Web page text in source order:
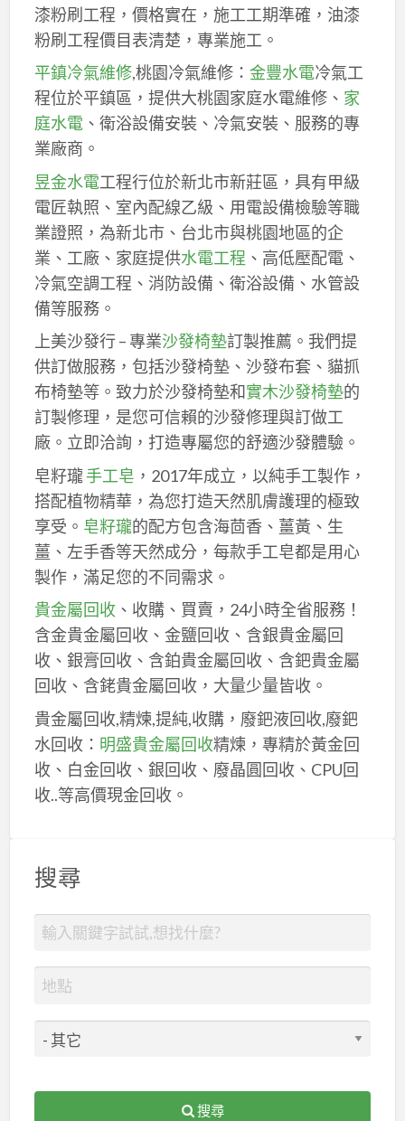
漆粉刷工程，價格實在，施工工期準確，油漆
粉刷工程價目表清楚，專業施工。
平鎮冷氣維修,桃園冷氣維修： 金豐水電冷氣工
程位於平鎮區，提供大桃園家庭水電維修、 家
庭水電、衛浴設備安裝、冷氣安裝、服務的專
業廠商。
昱金水電工程行位於新北市新莊區，具有甲級
電匠執照、室內配線乙級、用電設備檢驗等職
業證照，為新北市、台北市與桃園地區的企
業、工廠、家庭提供水電工程 、高低壓配電、
冷氣空調工程、消防設備、衛浴設備、水管設
備等服務。
上美沙發行 – 專業沙發椅墊訂製推薦。我們提
供訂做服務，包括沙發椅墊、沙發布套、貓抓
布椅墊等。致力於沙發椅墊和實木沙發椅墊的
訂製修理，是您可信賴的沙發修理與訂做工
廠。立即洽詢，打造專屬您的舒適沙發體驗。
皂籽瓏手工皂 ，2017年成立，以純手工製作，
搭配植物精華，為您打造天然肌膚護理的極致
享受。 皂籽瓏的配方包含海茴香、薑黃、生
薑、左手香等天然成分，每款手工皂都是用心
製作，滿足您的不同需求。
貴金屬回收、收購、買賣，24小時全省服務！
含金貴金屬回收、金鹽回收、含銀貴金屬回
收、銀膏回收、含鉑貴金屬回收、含鈀貴金屬
回收、含銠貴金屬回收，大量少量皆收。
貴金屬回收,精煉,提純,收購，廢鈀液回收,廢鈀
水回收： 明盛貴金屬回收精煉，專精於黃金回
收、白金回收、銀回收、廢晶圓回收、CPU回
收..等高價現金回收。
搜尋
搜尋